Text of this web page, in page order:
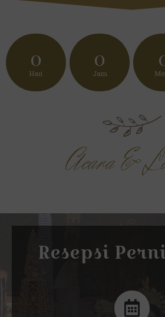
0
Hari
0
Jam
Acara &
Resepsi